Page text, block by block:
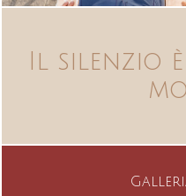
Il silenzio